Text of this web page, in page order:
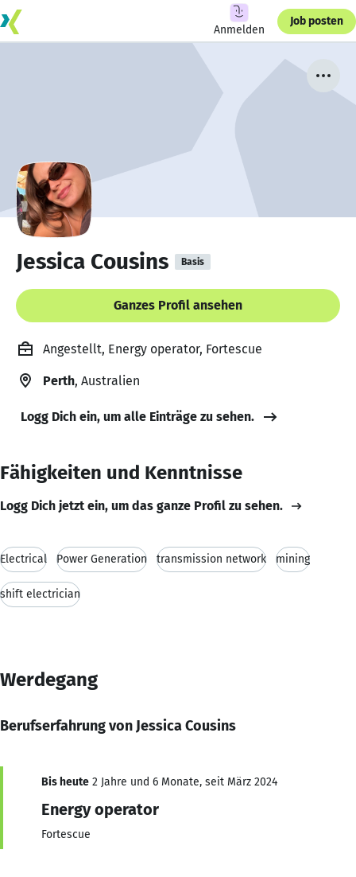
Anmelden
Job posten
Jessica Cousins Basis
Ganzes Profil ansehen
Angestellt, Energy operator, Fortescue
Perth, Australien
Logg Dich ein, um alle Einträge zu sehen.
Fähigkeiten und Kenntnisse
Logg Dich jetzt ein, um das ganze Profil zu sehen.
Electrical Power Generation transmission network mining
shift electrician
Werdegang
Berufserfahrung von Jessica Cousins
Bis heute 2 Jahre und 6 Monate, seit März 2024
Energy operator
Fortescue